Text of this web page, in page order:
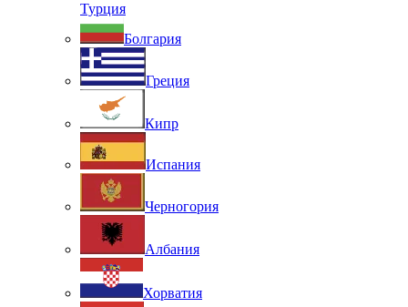
Турция
Болгария
Греция
Кипр
Испания
Черногория
Албания
Хорватия